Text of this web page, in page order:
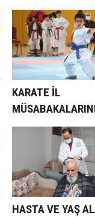
ARALIKSIZ
KARATE İL
ÇOCUKLARDAN 8
HASTA VE YAŞ